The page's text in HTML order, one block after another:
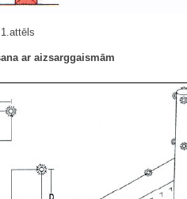
1.attēls
ar aizsarggaismām